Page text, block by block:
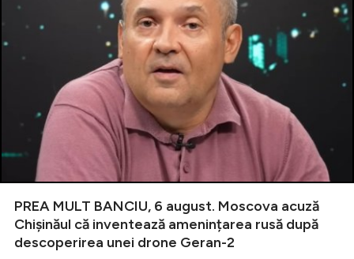
PREA MULT BANCIU, 6 august. Moscova acuză
Chișinăul că inventează amenințarea rusă după
descoperirea unei drone Geran-2